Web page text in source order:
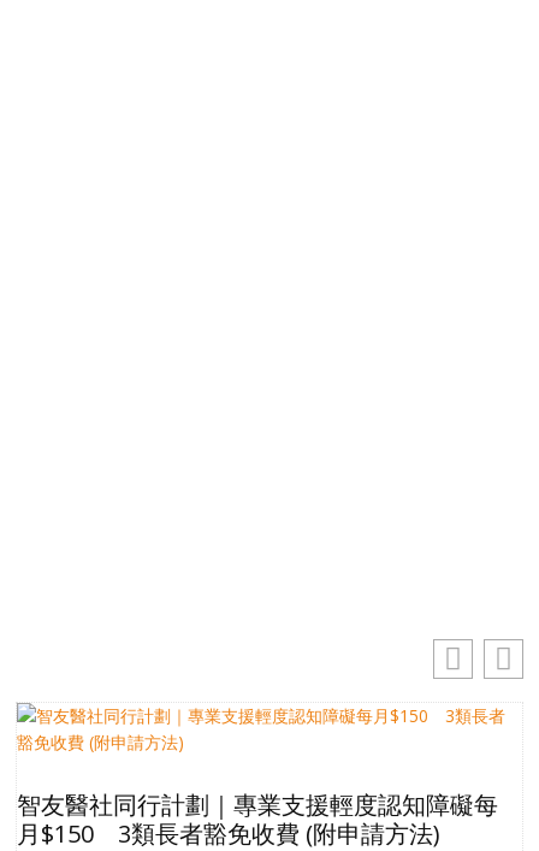
智友醫社同行計劃｜專業支援輕度認知障礙每
月$150 3類長者豁免收費 (附申請方法)